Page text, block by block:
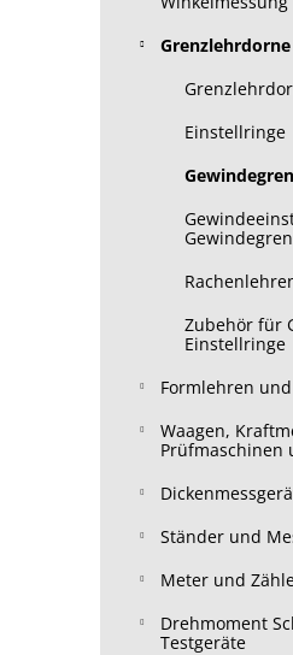
Einstellringe
Zubehör für
Einstellringe
Formlehren
Waagen,
Prüfmaschinen
Ständer und
Meter und
Drehmoment
Testgeräte